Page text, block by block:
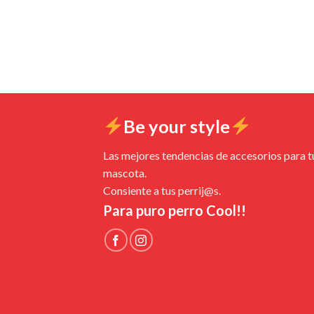
Be your style
Las mejores tendencias de accesorios para
mascota.
Consiente a tus perrij@s.
Para puro perro Cool!!